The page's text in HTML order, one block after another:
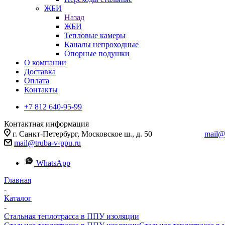
ЖБИ
Назад
ЖБИ
Тепловые камеры
Каналы непроходные
Опорные подушки
О компании
Доставка
Оплата
Контакты
+7 812 640-95-99
Контактная информация
г. Санкт-Петербург, Московское ш., д. 50
mail@truba-v-ppu.ru
WhatsApp
Главная
-
Каталог
-
Стальная теплотрасса в ППУ изоляции